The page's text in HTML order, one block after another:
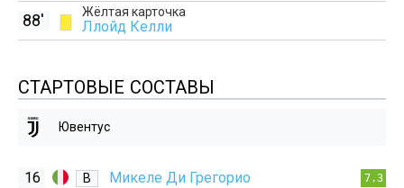
Жёлтая карточка
Ллойд Келли
88'
СТАРТОВЫЕ СОСТАВЫ
Ювентус
16 В Микеле Ди Грегорио 7.3